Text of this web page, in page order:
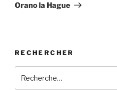
Orano la Hague
RECHERCHER
pour